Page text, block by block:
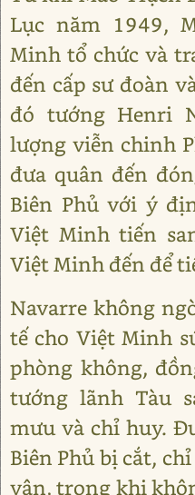
Lục năm 1949,
Minh tổ chức và
đến cấp sư đoàn
đó tướng Henri
lượng viễn chinh
đưa quân đến
Biên Phủ với ý
Việt Minh tiến
Việt Minh đến để
Navarre không
tế cho Việt Minh
phòng không,
tướng lãnh Tàu
mưu và chỉ huy.
Biên Phủ bị cắt,
vận, trong khi